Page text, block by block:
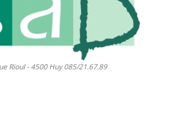
Rioul - 4500 Huy 085/21.67.89